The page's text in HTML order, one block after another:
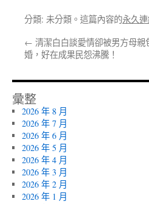
分類: 未分類。這篇內容的永久
← 清潔白白談愛情卻被男方母親
婚，好在成果民怨沸騰！
彙整
2026 年 8 月
2026 年 7 月
2026 年 6 月
2026 年 5 月
2026 年 4 月
2026 年 3 月
2026 年 2 月
2026 年 1 月